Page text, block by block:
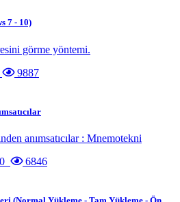
7 - 10)
görme yöntemi.
9887
anımsatıcılar : Mnemotekni
6846